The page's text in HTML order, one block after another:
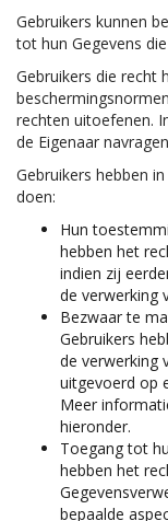
Gebruikers kunnen
tot hun Gegevens
Gebruikers die recht
rechten uitoefenen.
de Eigenaar
Gebruikers hebben
doen:
Hun
hebben het
indien zij
de verwerking
Bezwaar te
Gebruikers
de verwerking
uitgevoerd op
Meer
hieronder.
Toegang tot
hebben het
bepaalde